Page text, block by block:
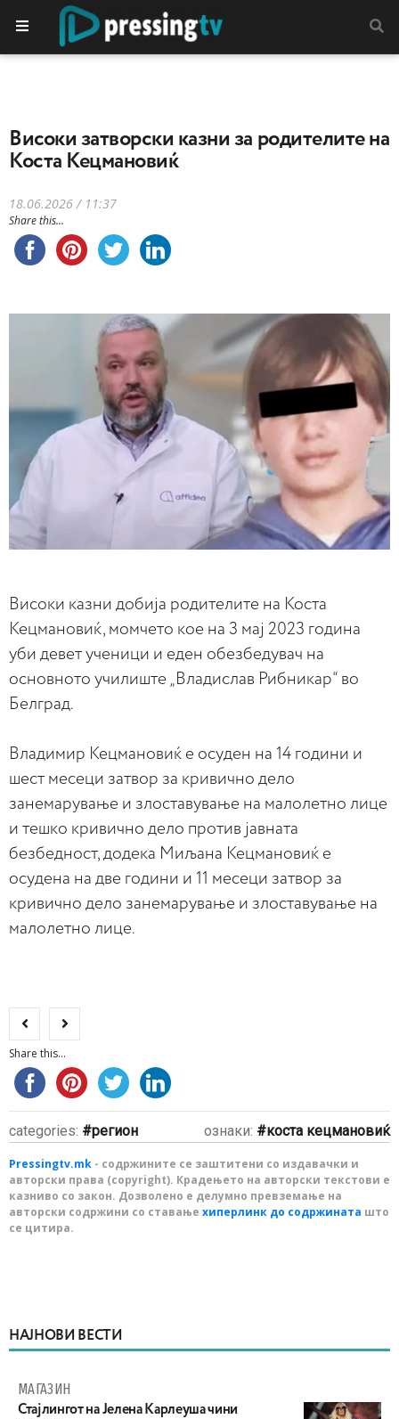
Високи затворски казни за родителите на
Коста Кецмановиќ
18.06.2026 / 11:37
Share this...
Високи казни добија родителите на Коста
Кецмановиќ, момчето кое на 3 мај 2023 година
уби девет ученици и еден обезбедувач на
основното училиште „Владислав Рибникар“ во
Белград.
Владимир Кецмановиќ e осуден на 14 години и
шест месеци затвор за кривично дело
занемарување и злоставување на малолетно лице
и тешко кривично дело против јавната
безбедност, додека Миљана Кецмановиќ e
осудена на две години и 11 месеци затвор за
кривично дело занемарување и злоставување на
малолетно лице.
Share this...
categories: регион ознаки: коста кецмановиќ
Pressingtv.mk - содржините се заштитени со издавачки и
авторски права (copyright). Крадењето на авторски текстови е
казниво со закон. Дозволено е делумно превземање на
авторски содржини со ставање хиперлинк до содржината што
се цитира.
НАЈНОВИ ВЕСТИ
МАГАЗИН
Стајлингот на Јелена Карлеуша чини